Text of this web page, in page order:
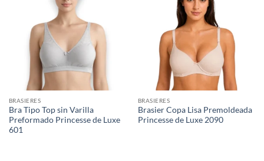
BRASIERES
Bra Tipo Top sin Varilla
Preformado Princesse de Luxe
601
BRASIERES
Brasier Copa Lisa Premoldeada
Princesse de Luxe 2090